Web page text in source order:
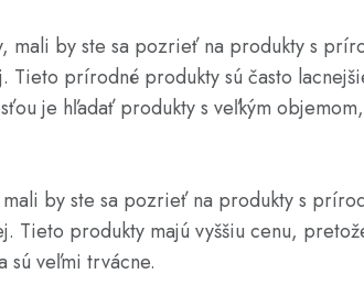
mali by ste sa pozrieť na produkty s
prírodné produkty sú často
je hľadať produkty s veľkým
by ste sa pozrieť na produkty s
Tieto produkty majú vyššiu cenu,
sú veľmi trvácne.